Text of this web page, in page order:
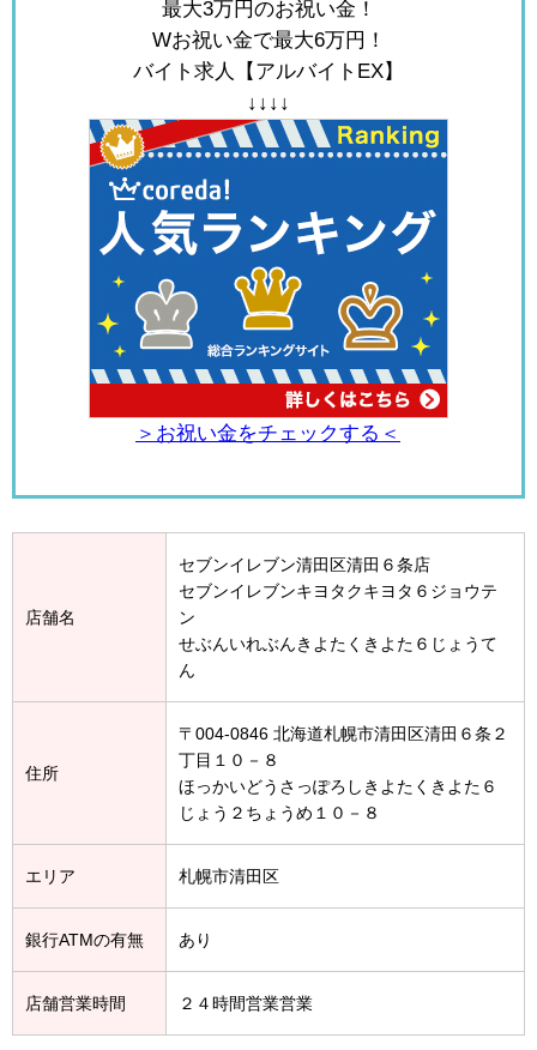
最大3万円のお祝い金！
Wお祝い金で最大6万円！
バイト求人【アルバイトEX】
↓↓↓↓
＞お祝い金をチェックする＜
店舗名
セブンイレブン清田区清田６条店
セブンイレブンキヨタクキヨタ６ジョウテ
ン
せぶんいれぶんきよたくきよた６じょうて
ん
住所
〒004-0846 北海道札幌市清田区清田６条２
丁目１０－８
ほっかいどうさっぽろしきよたくきよた６
じょう２ちょうめ１０－８
エリア 札幌市清田区
銀行ATMの有無 あり
店舗営業時間 ２４時間営業営業